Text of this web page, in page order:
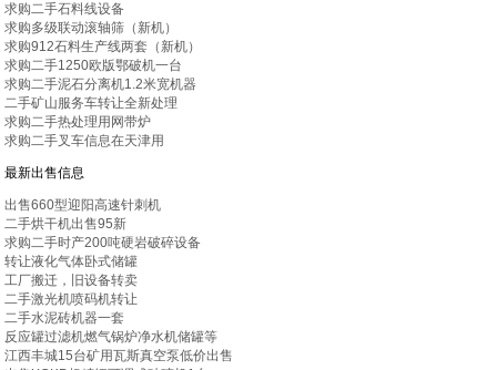
求购二手石料线设备
求购多级联动滚轴筛（新机）
求购912石料生产线两套（新机）
求购二手1250欧版鄂破机一台
求购二手泥石分离机1.2米宽机器
二手矿山服务车转让全新处理
求购二手热处理用网带炉
求购二手叉车信息在天津用
最新出售信息
出售660型迎阳高速针刺机
二手烘干机出售95新
求购二手时产200吨硬岩破碎设备
转让液化气体卧式储罐
工厂搬迁，旧设备转卖
二手激光机喷码机转让
二手水泥砖机器一套
反应罐过滤机燃气锅炉净水机储罐等
江西丰城15台矿用瓦斯真空泵低价出售